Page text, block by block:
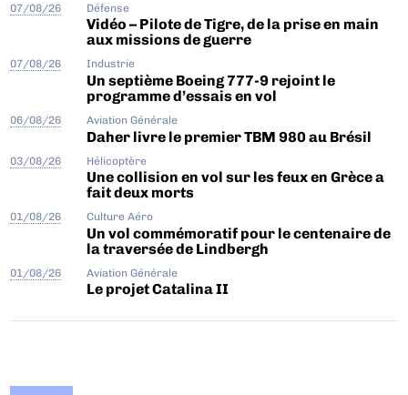
07/08/26 Défense
Vidéo – Pilote de Tigre, de la prise en main
aux missions de guerre
07/08/26 Industrie
Un septième Boeing 777-9 rejoint le
programme d’essais en vol
06/08/26 Aviation Générale
Daher livre le premier TBM 980 au Brésil
03/08/26 Hélicoptère
Une collision en vol sur les feux en Grèce a
fait deux morts
01/08/26 Culture Aéro
Un vol commémoratif pour le centenaire de
la traversée de Lindbergh
01/08/26 Aviation Générale
Le projet Catalina II